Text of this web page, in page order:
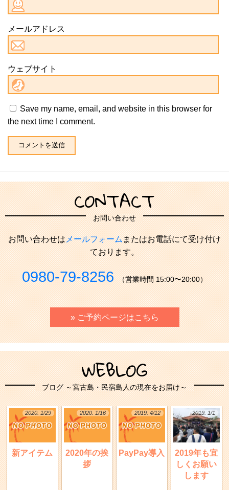
メールアドレス
ウェブサイト
Save my name, email, and website in this browser for
the next time I comment.
CONTACT
お問い合わせ
お問い合わせはメールフォームまたはお電話にて受け付け
ております。
0980-79-8256 （営業時間 15:00〜20:00）
» ご予約ページはこちら
WEBLOG
ブログ ～宮古島・民宿島人の現在をお届け～
2020. 1/29
新アイテム
2020. 1/16
2020年の挨
拶
2019. 4/12
PayPay導入
2019. 1/1
2019年も宜
しくお願い
します